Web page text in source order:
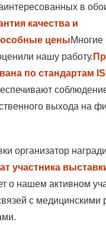
в
качества и
ценыМногие
нашу работу.
по стандартам
выхода на
организатор
участника
о нашем активном
с медицинскими